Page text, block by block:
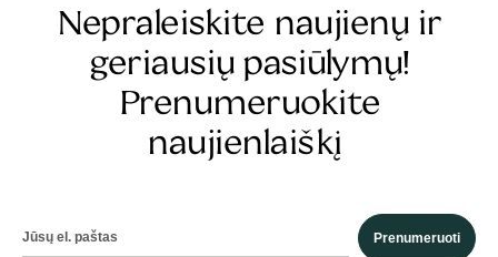
Nepraleiskite naujienų ir
geriausių pasiūlymų!
Prenumeruokite
naujienlaiškį
Prenumeruoti